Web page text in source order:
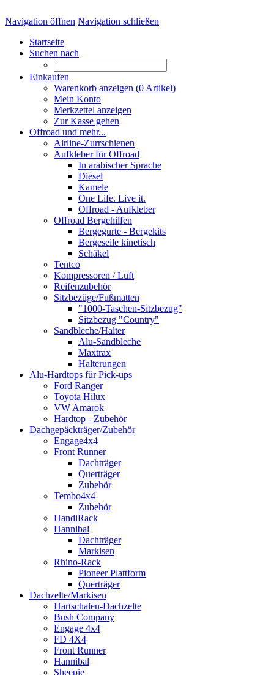
Navigation öffnen Navigation schließen
Startseite
Suchen nach
Einkaufen
Warenkorb anzeigen (0 Artikel)
Mein Konto
Merkzettel anzeigen
Zur Kasse gehen
Offroad und mehr...
Airline-Zurrschienen
Aufkleber für Offroad
In arabischer Sprache
Diesel
Kamele
One Life. Live it.
Offroad - Aufkleber
Offroad Bergehilfen
Bergegurte - Bergekits
Bergeseile kinetisch
Schäkel
Tentco
Kompressoren / Luft
Reifenzubehör
Sitzbezüge/Fußmatten
"1000-Taschen-Sitzbezug"
Sitzbezug "Country"
Sandbleche/Halter
Alu-Sandbleche
Maxtrax
Halterungen
Alu-Hardtops für Pick-ups
Ford Ranger
Toyota Hilux
VW Amarok
Hardtop - Zubehör
Dachgepäckträger/Zubehör
Engage4x4
Front Runner
Dachträger
Querträger
Zubehör
Tembo4x4
Zubehör
HandiRack
Hannibal
Dachträger
Markisen
Rhino-Rack
Pioneer Plattform
Querträger
Dachzelte/Markisen
Hartschalen-Dachzelte
Bush Company
Engage 4x4
FD 4X4
Front Runner
Hannibal
Sheepie